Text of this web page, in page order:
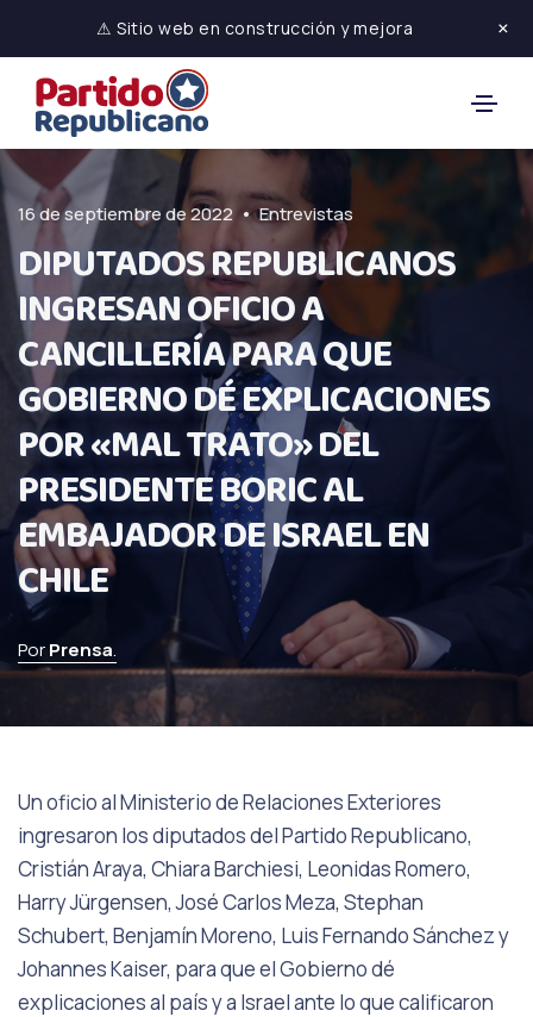
⚠ Sitio web en construcción y mejora ×
16 de septiembre de 2022 • Entrevistas
DIPUTADOS REPUBLICANOS
INGRESAN OFICIO A
CANCILLERÍA PARA QUE
GOBIERNO DÉ EXPLICACIONES
POR «MAL TRATO» DEL
PRESIDENTE BORIC AL
EMBAJADOR DE ISRAEL EN
CHILE
PorPrensa.
Un oficio al Ministerio de Relaciones Exteriores
ingresaron los diputados del Partido Republicano,
Cristián Araya, Chiara Barchiesi, Leonidas Romero,
Harry Jürgensen, José Carlos Meza, Stephan
Schubert, Benjamín Moreno, Luis Fernando Sánchez y
Johannes Kaiser, para que el Gobierno dé
explicaciones al país y a Israel ante lo que calificaron